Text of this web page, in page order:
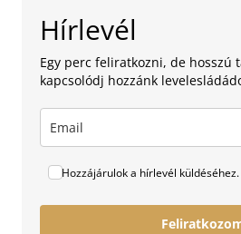
Hírlevél
Egy perc feliratkozni, de hosszú
kapcsolódj hozzánk
Hozzájárulok a hírlevél küldéséhez.